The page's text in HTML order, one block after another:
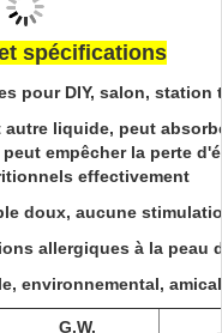
spécifications
pour DIY, salon, station
liquide, peut
empêcher la perte
effectivement
doux, aucune
allergiques à la peau
environnemental, amical
G.W.